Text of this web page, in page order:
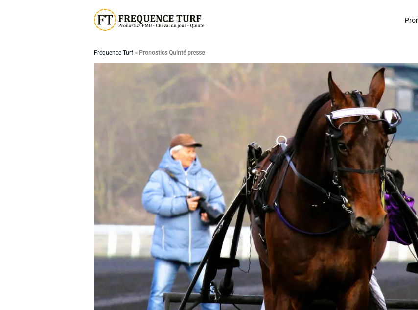
Fréquence Turf> Pronostics Quinté presse